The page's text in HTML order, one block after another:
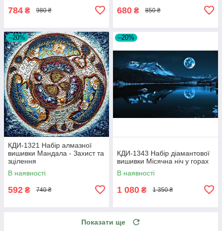
784 ₴ 980 ₴ 680 ₴ 850 ₴
–20%
КДИ-1321 Набір алмазної
вишивки Мандала - Захист та
зцілення
В наявності
592 ₴ 740 ₴
–20%
КДИ-1343 Набір діамантової
вишивки Місячна ніч у горах
В наявності
1 080 ₴ 1 350 ₴
Показати ще